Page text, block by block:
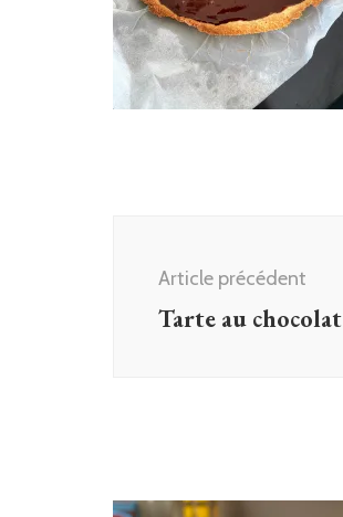
d'article
Article précédent
Tarte au chocolat